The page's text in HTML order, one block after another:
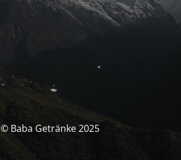
© Baba Getränke 2025